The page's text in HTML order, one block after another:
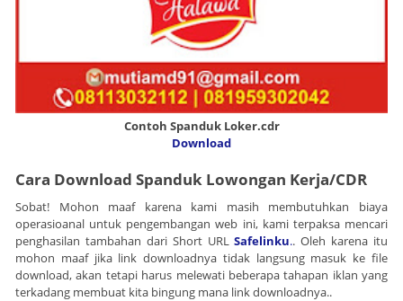
Contoh Spanduk Loker.cdr
Download
Cara Download Spanduk Lowongan Kerja/CDR
Sobat! Mohon maaf karena kami masih membutuhkan biaya
operasioanal untuk pengembangan web ini, kami terpaksa mencari
penghasilan tambahan dari Short URLSafelinku.. Oleh karena itu
mohon maaf jika link downloadnya tidak langsung masuk ke file
download, akan tetapi harus melewati beberapa tahapan iklan yang
terkadang membuat kita bingung mana link downloadnya..